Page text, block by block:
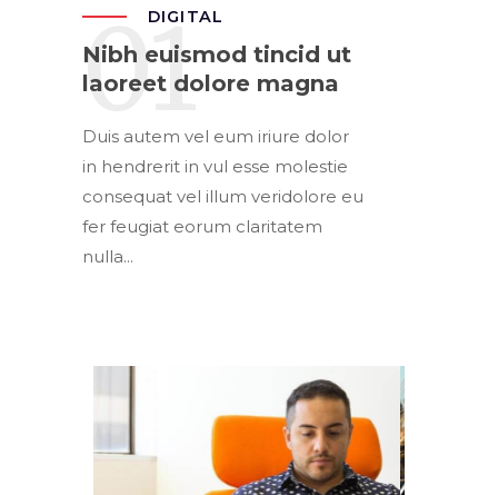
DIGITAL
Nibh euismod tincid ut
laoreet dolore magna
01
Duis autem vel eum iriure dolor
in hendrerit in vul esse molestie
consequat vel illum veridolore eu
fer feugiat eorum claritatem
nulla...